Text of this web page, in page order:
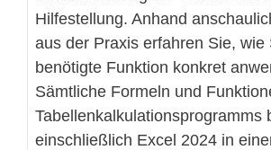
Hilfestellung. Anhand
aus der Praxis erfahren Sie, wie
benötigte Funktion konkret
Sämtliche Formeln und
Tabellenkalkulationsprogramms
einschließlich Excel 2024 in